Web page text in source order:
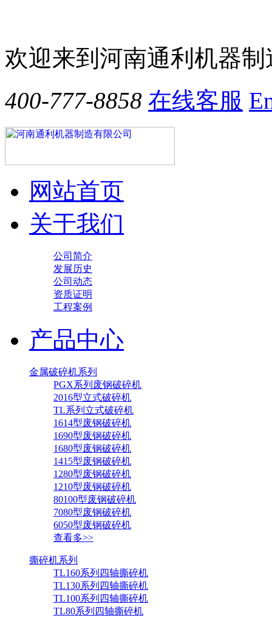
欢迎来到河南通利机器
400-777-8858 在线客服
网站首页
关于我们
公司简介
发展历史
公司动态
资质证明
工程案例
产品中心
金属破碎机系列
PGX系列废钢破碎机
2016型立式破碎机
TL系列立式破碎机
1614型废钢破碎机
1690型废钢破碎机
1680型废钢破碎机
1415型废钢破碎机
1280型废钢破碎机
1210型废钢破碎机
80100型废钢破碎机
7080型废钢破碎机
6050型废钢破碎机
查看多>>
撕碎机系列
TL160系列四轴撕碎机
TL130系列四轴撕碎机
TL100系列四轴撕碎机
TL80系列四轴撕碎机